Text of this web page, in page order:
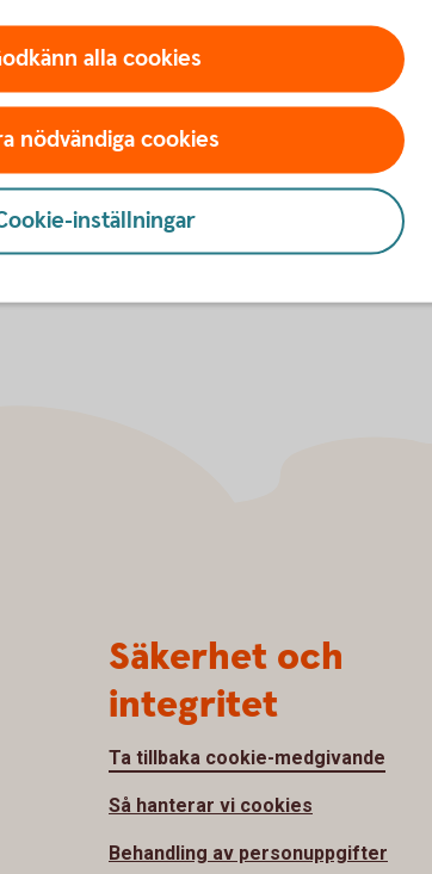
för Funktioner, prestanda och statistik.
alla cookies
nödvändiga cookies
inställningar
Säkerhet och
integritet
Ta tillbaka cookie-medgivande
Så hanterar vi cookies
Behandling av personuppgifter